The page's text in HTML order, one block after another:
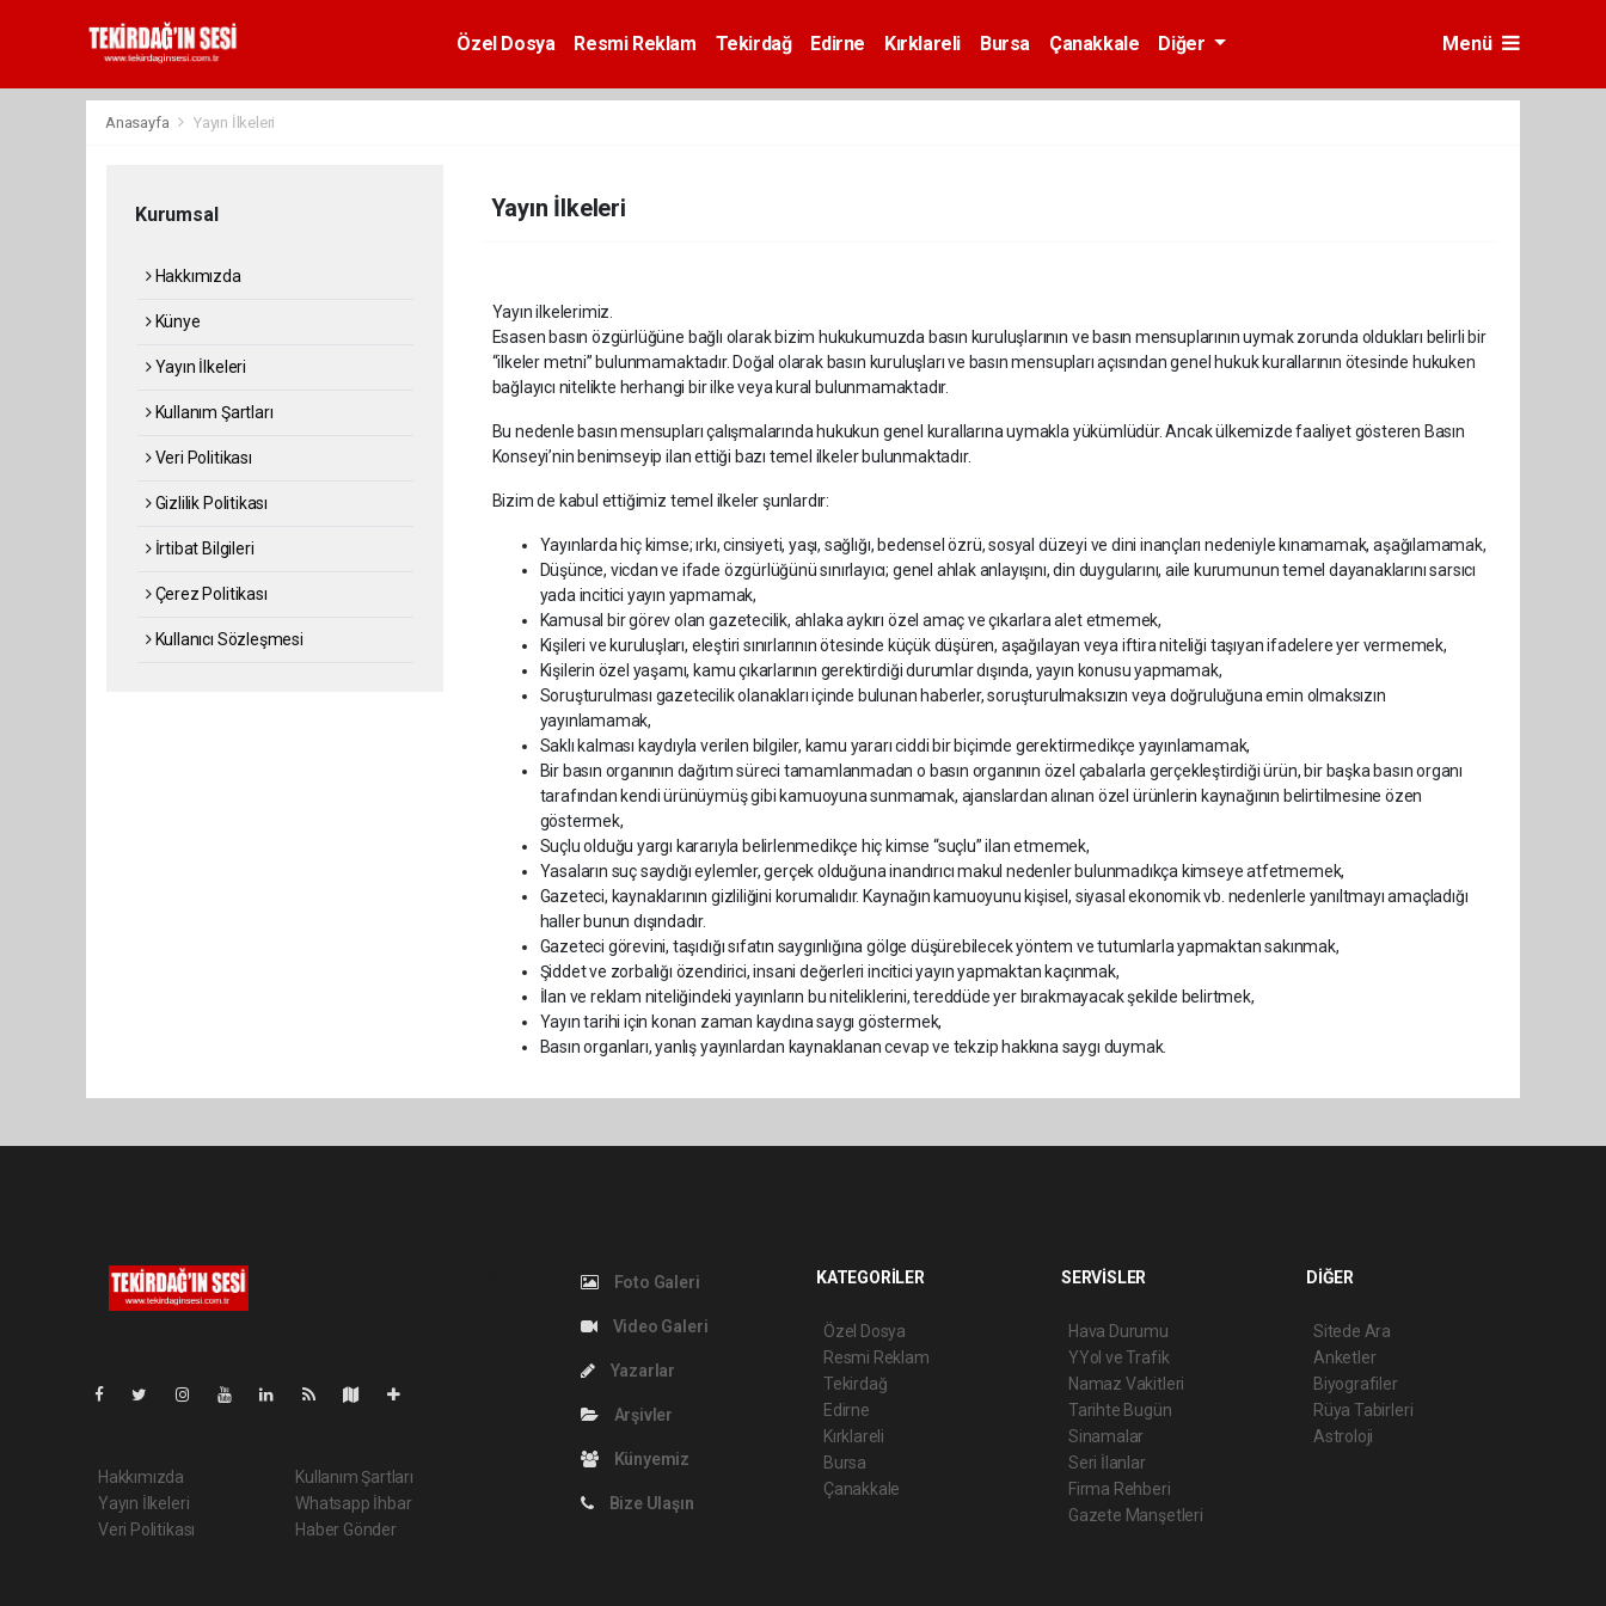
Özel Dosya Resmi Reklam Tekirdağ Edirne Kırklareli Bursa Çanakkale Diğer Menü
Anasayfa Yayın İlkeleri
Kurumsal
Hakkımızda
Künye
Yayın İlkeleri
Kullanım Şartları
Veri Politikası
Gizlilik Politikası
İrtibat Bilgileri
Çerez Politikası
Kullanıcı Sözleşmesi
Yayın İlkeleri
Yayın ilkelerimiz.
Esasen basın özgürlüğüne bağlı olarak bizim hukukumuzda basın kuruluşlarının ve basın mensuplarının uymak zorunda oldukları belirli bir
“ilkeler metni” bulunmamaktadır. Doğal olarak basın kuruluşları ve basın mensupları açısından genel hukuk kurallarının ötesinde hukuken
bağlayıcı nitelikte herhangi bir ilke veya kural bulunmamaktadır.
Bu nedenle basın mensupları çalışmalarında hukukun genel kurallarına uymakla yükümlüdür. Ancak ülkemizde faaliyet gösteren Basın
Konseyi’nin benimseyip ilan ettiği bazı temel ilkeler bulunmaktadır.
Bizim de kabul ettiğimiz temel ilkeler şunlardır:
Yayınlarda hiç kimse; ırkı, cinsiyeti, yaşı, sağlığı, bedensel özrü, sosyal düzeyi ve dini inançları nedeniyle kınamamak, aşağılamamak,
Düşünce, vicdan ve ifade özgürlüğünü sınırlayıcı; genel ahlak anlayışını, din duygularını, aile kurumunun temel dayanaklarını sarsıcı
yada incitici yayın yapmamak,
Kamusal bir görev olan gazetecilik, ahlaka aykırı özel amaç ve çıkarlara alet etmemek,
Kişileri ve kuruluşları, eleştiri sınırlarının ötesinde küçük düşüren, aşağılayan veya iftira niteliği taşıyan ifadelere yer vermemek,
Kişilerin özel yaşamı, kamu çıkarlarının gerektirdiği durumlar dışında, yayın konusu yapmamak,
Soruşturulması gazetecilik olanakları içinde bulunan haberler, soruşturulmaksızın veya doğruluğuna emin olmaksızın
yayınlamamak,
Saklı kalması kaydıyla verilen bilgiler, kamu yararı ciddi bir biçimde gerektirmedikçe yayınlamamak,
Bir basın organının dağıtım süreci tamamlanmadan o basın organının özel çabalarla gerçekleştirdiği ürün, bir başka basın organı
tarafından kendi ürünüymüş gibi kamuoyuna sunmamak, ajanslardan alınan özel ürünlerin kaynağının belirtilmesine özen
göstermek,
Suçlu olduğu yargı kararıyla belirlenmedikçe hiç kimse “suçlu” ilan etmemek,
Yasaların suç saydığı eylemler, gerçek olduğuna inandırıcı makul nedenler bulunmadıkça kimseye atfetmemek,
Gazeteci, kaynaklarının gizliliğini korumalıdır. Kaynağın kamuoyunu kişisel, siyasal ekonomik vb. nedenlerle yanıltmayı amaçladığı
haller bunun dışındadır.
Gazeteci görevini, taşıdığı sıfatın saygınlığına gölge düşürebilecek yöntem ve tutumlarla yapmaktan sakınmak,
Şiddet ve zorbalığı özendirici, insani değerleri incitici yayın yapmaktan kaçınmak,
İlan ve reklam niteliğindeki yayınların bu niteliklerini, tereddüde yer bırakmayacak şekilde belirtmek,
Yayın tarihi için konan zaman kaydına saygı göstermek,
Basın organları, yanlış yayınlardan kaynaklanan cevap ve tekzip hakkına saygı duymak.
Hakkımızda
Yayın İlkeleri
Veri Politikası
Kullanım Şartları
Whatsapp İhbar
Haber Gönder
Foto Galeri
Video Galeri
Yazarlar
Arşivler
Künyemiz
Bize Ulaşın
KATEGORİLER
Özel Dosya
Resmi Reklam
Tekirdağ
Edirne
Kırklareli
Bursa
Çanakkale
SERVİSLER
Hava Durumu
YYol ve Trafik
Namaz Vakitleri
Tarihte Bugün
Sinamalar
Seri İlanlar
Firma Rehberi
Gazete Manşetleri
DİĞER
Sitede Ara
Anketler
Biyografiler
Rüya Tabirleri
Astroloji